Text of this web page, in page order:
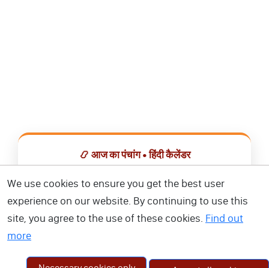
📿 आज का पंचांग • हिंदी कैलेंडर
📅 हिंदी कैलेंडर ऐप डाउनलोड करें
We use cookies to ensure you get the best user
experience on our website. By continuing to use this
site, you agree to the use of these cookies. Find out
more